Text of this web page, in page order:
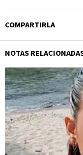
COMPARTIRLA
NOTAS